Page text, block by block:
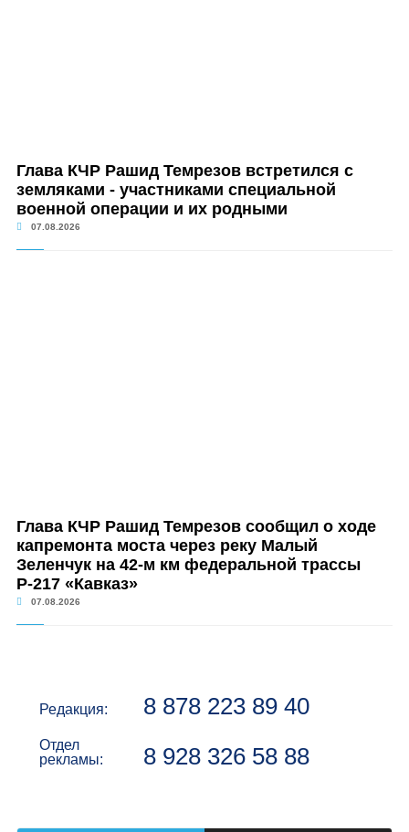
Глава КЧР Рашид Темрезов встретился с
земляками - участниками специальной
военной операции и их родными
07.08.2026
Глава КЧР Рашид Темрезов сообщил о ходе
капремонта моста через реку Малый
Зеленчук на 42-м км федеральной трассы
Р-217 «Кавказ»
07.08.2026
Редакция: 8 878 223 89 40
Отдел
рекламы:
8 928 326 58 88